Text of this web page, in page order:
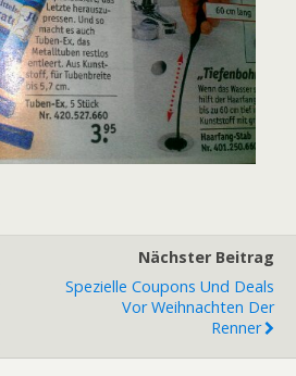
Nächster Beitrag
Spezielle Coupons Und Deals
Vor Weihnachten Der
Renner